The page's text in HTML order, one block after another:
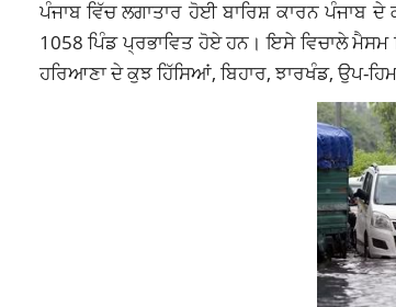
ਪੰਜਾਬ ਵਿੱਚ ਲਗਾਤਾਰ ਹੋਈ ਬਾਰਿਸ਼ ਕਾਰਨ
1058 ਪਿੰਡ ਪ੍ਰਭਾਵਿਤ ਹੋਏ ਹਨ। ਇਸੇ ਵਿਚਾਲੇ
ਹਰਿਆਣਾ ਦੇ ਕੁਝ ਹਿੱਸਿਆਂ, ਬਿਹਾਰ, ਝਾਰਖੰਡ, ਉਪ-